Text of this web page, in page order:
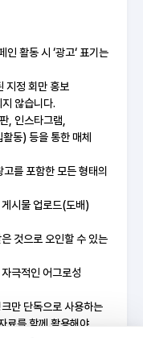
활동 시 ‘광고‘ 표기는
지정 회만 홍보
않습니다.
, 인스타그램,
동) 등을 통한 매체
를 포함한 모든 형태의
시물 업로드(도배)
것으로 오인할 수 있는
극적인 어그로성
만 단독으로 사용하는
료를 함께 활용해야